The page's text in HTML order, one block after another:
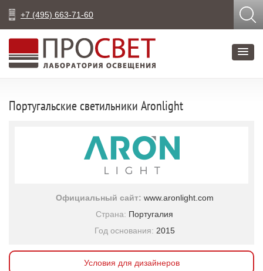
+7 (495) 663-71-60
Португальские светильники Aronlight
Официальный сайт: www.aronlight.com
Страна: Португалия
Год основания: 2015
Условия для дизайнеров